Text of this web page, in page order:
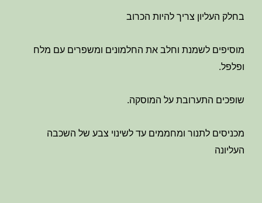
בחלק העליון צריך להיות הכרוב
מוסיפים לשמנת וחלב את החלמונים ומשפרים עם מלח
ופלפל.
שופכים התערובת על המוסקה.
מכניסים לתנור ומחממים עד לשינוי צבע של השכבה
העליונה